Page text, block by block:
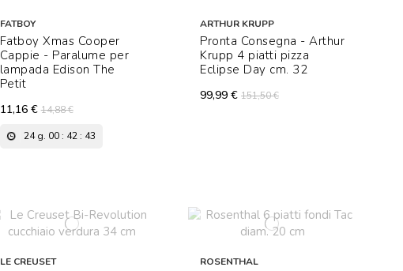
FATBOY
Fatboy Xmas Cooper
Cappie - Paralume per
lampada Edison The
Petit
11,16 € 14,88 €
24g. 00: 42: 41
ARTHUR KRUPP
Pronta Consegna - Arthur
Krupp 4 piatti pizza
Eclipse Day cm. 32
99,99 €151,50 €
LE CREUSET ROSENTHAL